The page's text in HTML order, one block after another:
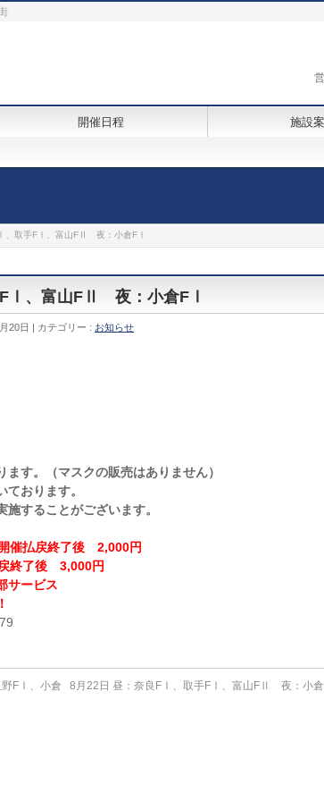
開催日程 施設
、取手FⅠ、富山FⅡ 夜：小倉FⅠ
FⅠ、富山FⅡ 夜：小倉FⅠ
20日 カテゴリー : お知らせ
ます。（マスクの販売はありません）
おります。
施することがございます。
催払戻終了後 2,000円
終了後 3,000円
ービス
FⅠ、小倉
8月22日 昼：奈良FⅠ、取手FⅠ、富山FⅡ 夜：小